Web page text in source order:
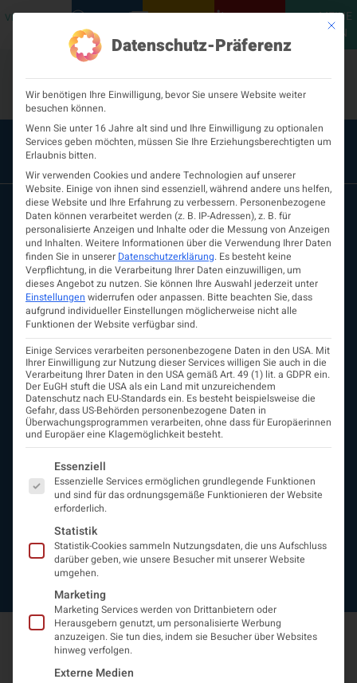
VERANSTALTUNGENPODCASTS NEUROLOGISCH KONTAKT
MEINE
ÖGN
ÖGN
Über uns
Vorstand
Beirat
Arbeitsgemeinschaften
assoziierte Gesellschaften
EAN
Fördermitglieder
Neurologiereport
Mitgliedschaft
Statuten
Protokolle
Kontakt
Impressum
Datenschutzerklärung
Mit
Datenschutz-Präferenz
Wir benötigen Ihre Einwilligung, bevor Sie unsere Website weiter
besuchen können.
Wenn Sie unter 16 Jahre alt sind und Ihre Einwilligung zu optionalen
Services geben möchten, müssen Sie Ihre Erziehungsberechtigten um
Erlaubnis bitten.
Wir verwenden Cookies und andere Technologien auf unserer
Website. Einige von ihnen sind essenziell, während andere uns helfen,
diese Website und Ihre Erfahrung zu verbessern. Personenbezogene
Daten können verarbeitet werden (z. B. IP-Adressen), z. B. für
personalisierte Anzeigen und Inhalte oder die Messung von Anzeigen
und Inhalten.Weitere Informationen über die Verwendung Ihrer Daten
finden Sie in unserer Datenschutzerklärung. Es besteht keine
Verpflichtung, in die Verarbeitung Ihrer Daten einzuwilligen, um
dieses Angebot zu nutzen.Sie können Ihre Auswahl jederzeit unter
Einstellungen widerrufen oder anpassen. Bitte beachten Sie, dass
aufgrund individueller Einstellungen möglicherweise nicht alle
Funktionen der Website verfügbar sind.
Einige Services verarbeiten personenbezogene Daten in den USA. Mit
Ihrer Einwilligung zur Nutzung dieser Services willigen Sie auch in die
Verarbeitung Ihrer Daten in den USA gemäß Art. 49 (1) lit. a GDPR ein.
Der EuGH stuft die USA als ein Land mit unzureichendem
Datenschutz nach EU-Standards ein. Es besteht beispielsweise die
Gefahr, dass US-Behörden personenbezogene Daten in
Überwachungsprogrammen verarbeiten, ohne dass für Europäerinnen
und Europäer eine Klagemöglichkeit besteht.
Es folgt eine Liste der Service-Gruppen, für die eine
Essenziell
Essenzielle Services ermöglichen grundlegende Funktionen
und sind für das ordnungsgemäße Funktionieren der Website
erforderlich.
Statistik
Statistik-Cookies sammeln Nutzungsdaten, die uns Aufschluss
darüber geben, wie unsere Besucher mit unserer Website
umgehen.
Marketing
Marketing Services werden von Drittanbietern oder
Herausgebern genutzt, um personalisierte Werbung
anzuzeigen. Sie tun dies, indem sie Besucher über Websites
hinweg verfolgen.
Externe Medien